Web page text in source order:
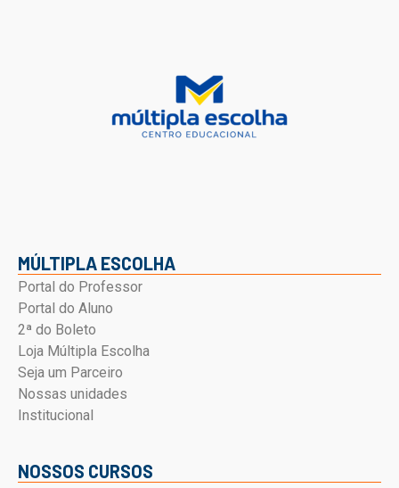
MÚLTIPLA ESCOLHA
Portal do Professor
Portal do Aluno
2ª do Boleto
Loja Múltipla Escolha
Seja um Parceiro
Nossas unidades
Institucional
NOSSOS CURSOS